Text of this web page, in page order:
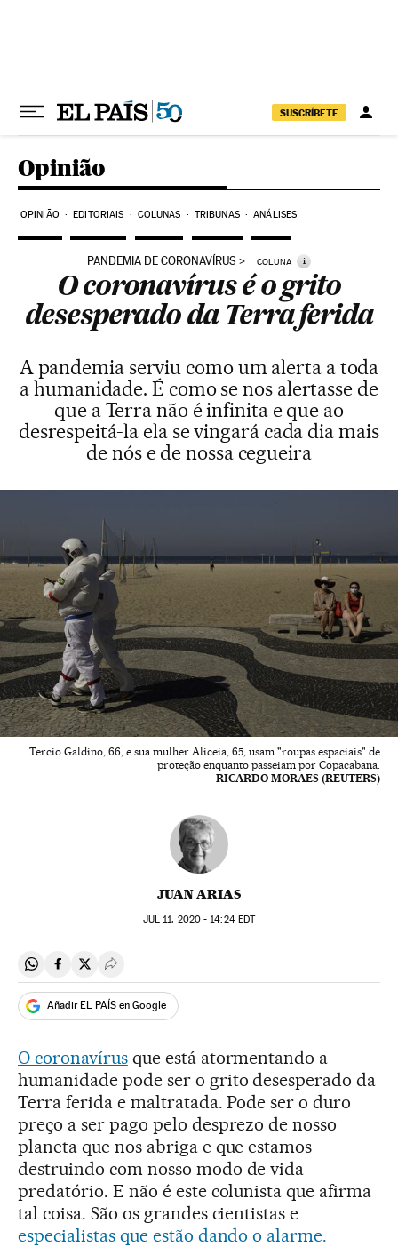
SUSCRÍBETE
Opinião
OPINIÃO EDITORIAIS COLUNAS TRIBUNAS ANÁLISES
PANDEMIA DE CORONAVÍRUS COLUNA i
O coronavírus é o grito
desesperado da Terra ferida
A pandemia serviu como um alerta a toda
a humanidade. É como se nos alertasse de
que a Terra não é infinita e que ao
desrespeitá-la ela se vingará cada dia mais
de nós e de nossa cegueira
Tercio Galdino, 66, e sua mulher Aliceia, 65, usam "roupas espaciais" de
proteção enquanto passeiam por Copacabana.
RICARDO MORAES (REUTERS)
JUAN ARIAS
JUL 11, 2020 - 14:24EDT
Compartir en Whatsapp
Compartir en Facebook
Compartir en Twitter
Desplegar Redes Sociales
Añadir EL PAÍS en Google
O coronavírusque está atormentando a
humanidade pode ser o grito desesperado da
Terra ferida e maltratada. Pode ser o duro
preço a ser pago pelo desprezo de nosso
planeta que nos abriga e que estamos
destruindo com nosso modo de vida
predatório. E não é este colunista que afirma
tal coisa. São os grandes cientistas e
especialistas que estão dando o alarme.